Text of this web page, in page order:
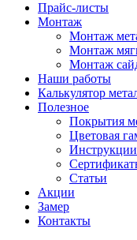
Прайс-листы
Монтаж
Монтаж
Монтаж
Монтаж
Наши работы
Калькулятор
Полезное
Покрытия
Цветовая
Статьи
Акции
Замер
Контакты